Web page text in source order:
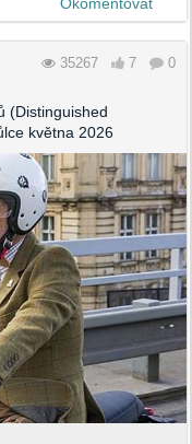
Okomentovat
35267 7 0
(Distinguished
května 2026